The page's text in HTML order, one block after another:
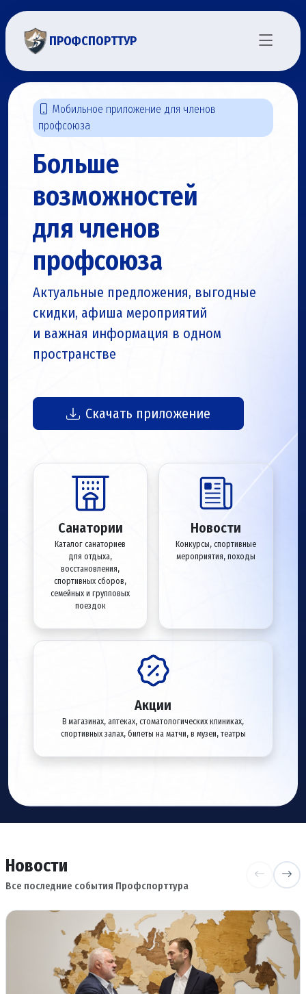
ПРОФСПОРТТУР
Мобильное приложение для членов
профсоюза
Больше
возможностей
для членов
профсоюза
Актуальные предложения, выгодные
скидки, афиша мероприятий
и важная информация в одном
пространстве
Скачать приложение
Санатории
Каталог санаториев
для отдыха,
восстановления,
спортивных сборов,
семейных и групповых
поездок
Новости
Конкурсы, спортивные
мероприятия, походы
Акции
В магазинах, аптеках, стоматологических клиниках,
спортивных залах, билеты на матчи, в музеи, театры
Новости
Все последние события Профспорттура